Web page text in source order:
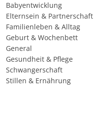
Babyentwicklung
Elternsein & Partnerschaft
Familienleben & Alltag
Geburt & Wochenbett
General
Gesundheit & Pflege
Schwangerschaft
Stillen & Ernährung